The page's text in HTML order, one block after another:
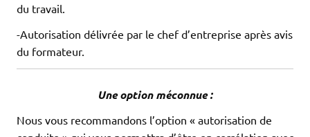
du travail.
-Autorisation délivrée par le chef d’entreprise après avis
du formateur.
Une option méconnue :
Nous vous recommandons l’option « autorisation de